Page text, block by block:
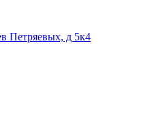
Петряевых, д 5к4